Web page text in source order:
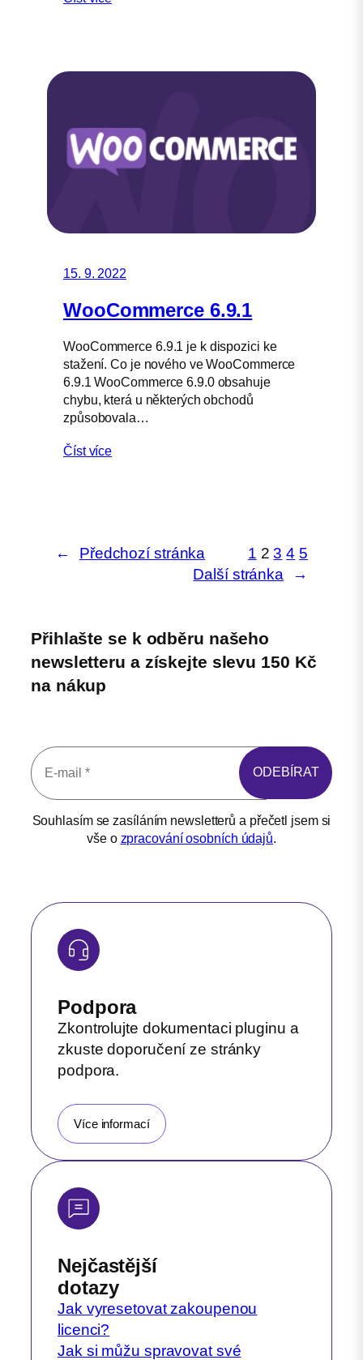
15. 9. 2022
WooCommerce 6.9.1
WooCommerce 6.9.1 je k dispozici ke
stažení. Co je nového ve WooCommerce
6.9.1 WooCommerce 6.9.0 obsahuje
chybu, která u některých obchodů
způsobovala…
Číst více
← Předchozí stránka 1 2 3 4 5
Další stránka
→
Přihlašte se k odběru našeho
newsletteru a získejte slevu 150 Kč
na nákup
Souhlasím se zasíláním newsletterů a přečetl jsem si
vše o zpracování osobních údajů.
Podpora
Zkontrolujte dokumentaci pluginu a
zkuste doporučení ze stránky
podpora.
Více informací
Nejčastější
dotazy
Jak vyresetovat zakoupenou
licenci?
Jak si můžu spravovat své